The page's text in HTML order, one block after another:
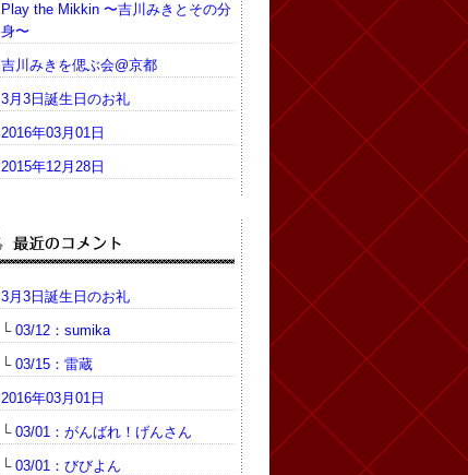
Play the Mikkin 〜吉川みきとその分
身〜
吉川みきを偲ぶ会@京都
3月3日誕生日のお礼
2016年03月01日
2015年12月28日
3月3日誕生日のお礼
└ 03/12：sumika
└ 03/15：雷蔵
2016年03月01日
└ 03/01：がんばれ！げんさん
└ 03/01：びびよん